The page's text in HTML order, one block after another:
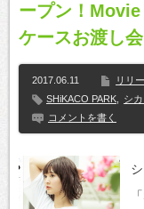
ープン！
ケースお渡し
2017.06.11
リリ
SHiKACO PARK
シカ
コメントを書く